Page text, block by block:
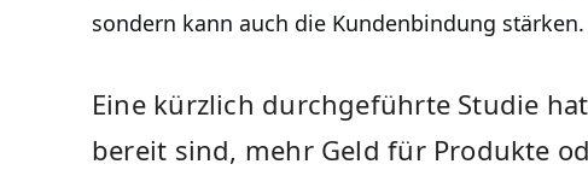
sondern kann auch die Kundenbindung stärken.
Eine kürzlich durchgeführte Studie
bereit sind, mehr Geld für Produkte